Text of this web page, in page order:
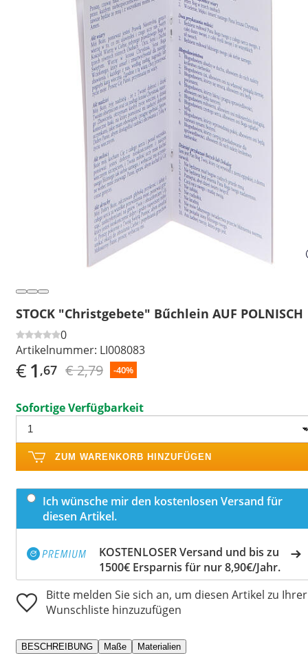
STOCK "Christgebete" Bűchlein AUF POLNISCH
0
Artikelnummer: LI008083
€1 ,67 € 2,79 -40%
Sofortige Verfügbarkeit
ZUM WARENKORB HINZUFÜGEN
Ich wünsche mir den kostenlosen Versand für
diesen Artikel.
KOSTENLOSER Versand und bis zu
1500€ Ersparnis für nur 8,90€/Jahr.
Bitte melden Sie sich an, um diesen Artikel zu Ihrer
Wunschliste hinzuzufügen
BESCHREIBUNG Maße Materialien